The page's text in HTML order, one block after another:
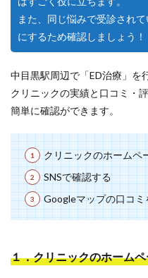
また、同じ悩みで受診され
にするため確認しましょう！
中目黒駅周辺で「ED治療」を
クリニックの実績と口コミ・
簡単に確認ができます。
クリニックのホームペ
SNSで確認する
Googleマップの口コミ
１．クリニックのホーム